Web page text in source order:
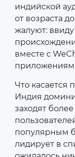
индийской
от возраста
жалуют: ввиду
вместе с
Что касается
Индия
заходят более
популярным
лидирует в